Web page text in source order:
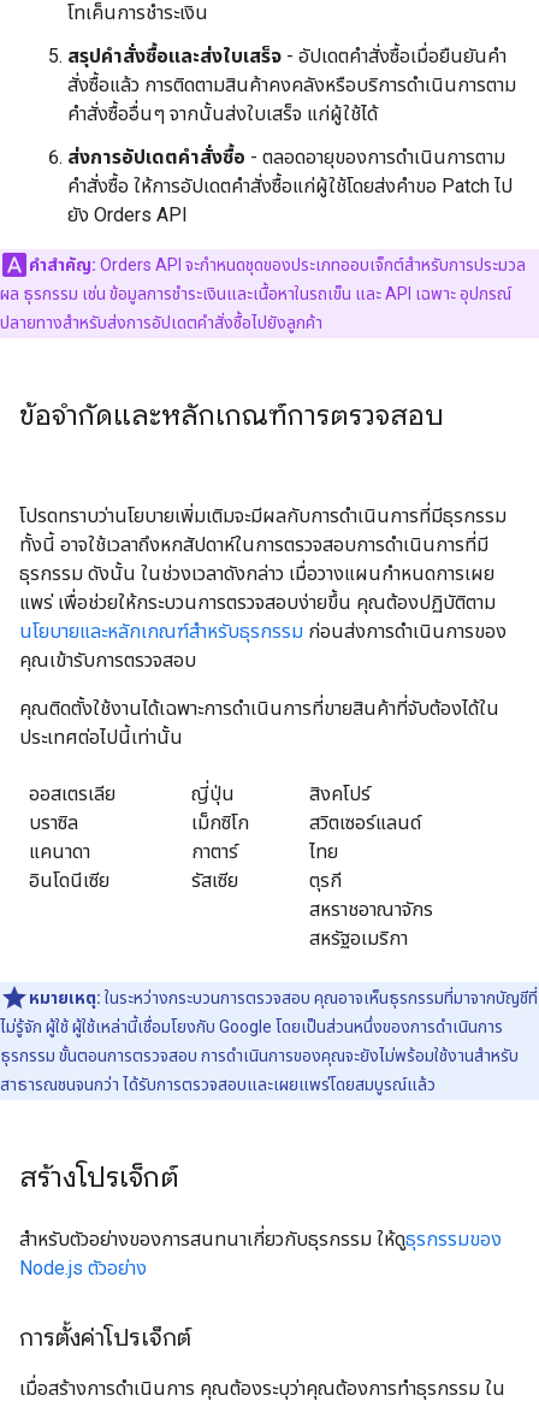
โทเค็นการชำระเงิน
สรุปคำสั่งซื้อและส่งใบเสร็จ - อัปเดตคำสั่งซื้อเมื่อยืนยันคำ
สั่งซื้อแล้ว การติดตามสินค้าคงคลังหรือบริการดำเนินการตาม
คำสั่งซื้ออื่นๆ จากนั้นส่งใบเสร็จ แก่ผู้ใช้ได้
ส่งการอัปเดตคำสั่งซื้อ - ตลอดอายุของการดำเนินการตาม
คำสั่งซื้อ ให้การอัปเดตคำสั่งซื้อแก่ผู้ใช้โดยส่งคำขอ Patch ไป
ยัง Orders API
คำสำคัญ: Orders API จะกำหนดชุดของประเภทออบเจ็กต์สำหรับการประมวล
ผล ธุรกรรม เช่น ข้อมูลการชำระเงินและเนื้อหาในรถเข็น และ API เฉพาะ อุปกรณ์
ปลายทางสำหรับส่งการอัปเดตคำสั่งซื้อไปยังลูกค้า
ข้อจำกัดและหลักเกณฑ์การตรวจสอบ
โปรดทราบว่านโยบายเพิ่มเติมจะมีผลกับการดำเนินการที่มีธุรกรรม
ทั้งนี้ อาจใช้เวลาถึงหกสัปดาห์ในการตรวจสอบการดำเนินการที่มี
ธุรกรรม ดังนั้น ในช่วงเวลาดังกล่าว เมื่อวางแผนกำหนดการเผย
แพร่ เพื่อช่วยให้กระบวนการตรวจสอบง่ายขึ้น คุณต้องปฏิบัติตาม
นโยบายและหลักเกณฑ์สำหรับธุรกรรม ก่อนส่งการดำเนินการของ
คุณเข้ารับการตรวจสอบ
คุณติดตั้งใช้งานได้เฉพาะการดำเนินการที่ขายสินค้าที่จับต้องได้ใน
ประเทศต่อไปนี้เท่านั้น
ออสเตรเลีย
บราซิล
แคนาดา
อินโดนีเซีย
ญี่ปุ่น
เม็กซิโก
กาตาร์
รัสเซีย
สิงคโปร์
สวิตเซอร์แลนด์
ไทย
ตุรกี
สหราชอาณาจักร
สหรัฐอเมริกา
หมายเหตุ: ในระหว่างกระบวนการตรวจสอบ คุณอาจเห็นธุรกรรมที่มาจากบัญชีที่
ไม่รู้จัก ผู้ใช้ ผู้ใช้เหล่านี้เชื่อมโยงกับ Google โดยเป็นส่วนหนึ่งของการดำเนินการ
ธุรกรรม ขั้นตอนการตรวจสอบ การดำเนินการของคุณจะยังไม่พร้อมใช้งานสำหรับ
สาธารณชนจนกว่า ได้รับการตรวจสอบและเผยแพร่โดยสมบูรณ์แล้ว
สร้างโปรเจ็กต์
สำหรับตัวอย่างของการสนทนาเกี่ยวกับธุรกรรม ให้ดูธุรกรรมของ
Node.js ตัวอย่าง
การตั้งค่าโปรเจ็กต์
เมื่อสร้างการดำเนินการ คุณต้องระบุว่าคุณต้องการทำธุรกรรม ใน